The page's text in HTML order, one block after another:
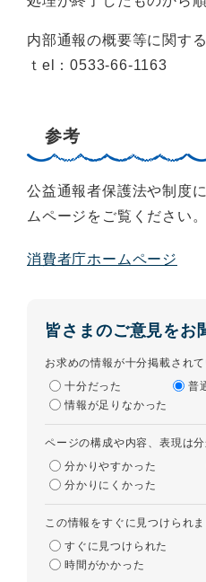
内部通報の概要等に関す
ｔel：0533-66-1163
参考
公益通報者保護法や制度
ムページをご覧ください。
消費者庁ホームページ
皆さまのご意見をお
お求めの情報が十分掲載され
十分だった
普
情報が足りなかった
ページの構成や内容、表現は
分かりやすかった
分かりにくかった
この情報をすぐに見つけられ
すぐに見つけられた
時間がかかった